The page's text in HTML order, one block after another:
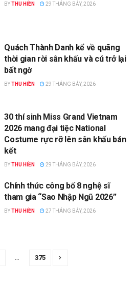
BYTHU HIỀN 29 THÁNG BẢY, 2026
Quách Thành Danh kể về quãng
thời gian rời sân khấu và cú trở lại
bất ngờ
BYTHU HIỀN 29 THÁNG BẢY, 2026
30 thí sinh Miss Grand Vietnam
2026 mang đại tiệc National
Costume rực rỡ lên sân khấu bán
kết
BYTHU HIỀN 29 THÁNG BẢY, 2026
Chính thức công bố 8 nghệ sĩ
tham gia “Sao Nhập Ngũ 2026”
BYTHU HIỀN 27 THÁNG BẢY, 2026
375